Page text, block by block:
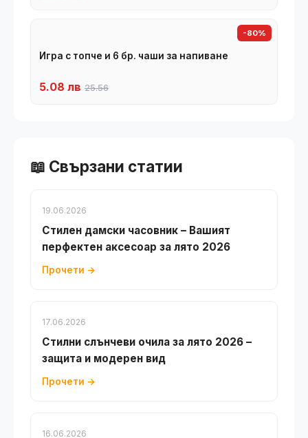
-80%
Игра с топче и 6 бр. чаши за напиване
5.08 лв 25.56
📖 Свързани статии
19.06.2026
Стилен дамски часовник – Вашият
перфектен аксесоар за лято 2026
Прочети →
17.06.2026
Стилни слънчеви очила за лято 2026 –
защита и модерен вид
Прочети →
16.06.2026